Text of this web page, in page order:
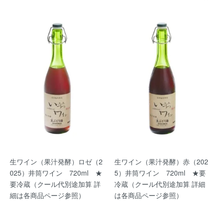
生ワイン（果汁発酵）ロゼ（2
025）井筒ワイン 720ml ★
要冷蔵（クール代別途加算 詳
細は各商品ページ参照）
生ワイン（果汁発酵）赤（202
5）井筒ワイン 720ml ★要
冷蔵（クール代別途加算 詳細
は各商品ページ参照）